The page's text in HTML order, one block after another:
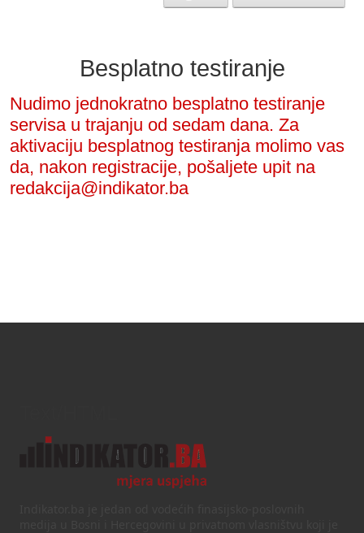
Besplatno testiranje
Nudimo jednokratno besplatno testiranje
servisa u trajanju od sedam dana. Za
aktivaciju besplatnog testiranja molimo vas
da, nakon registracije, pošaljete upit na
redakcija@indikator.ba